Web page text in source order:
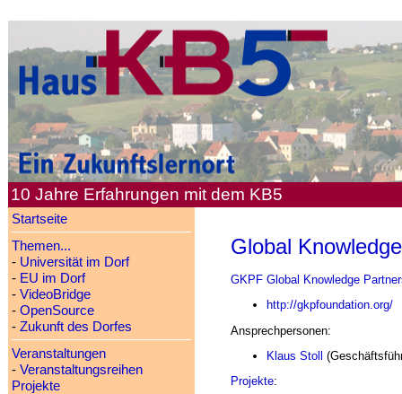
10 Jahre Erfahrungen mit dem KB5
Startseite
Themen...
- Universität im Dorf
- EU im Dorf
- VideoBridge
- OpenSource
- Zukunft des Dorfes
Veranstaltungen
- Veranstaltungsreihen
Projekte
Global
GKPF Global Knowledge
http://gkpfoundation.org/
Ansprechpersonen:
Klaus Stoll
Projekte: